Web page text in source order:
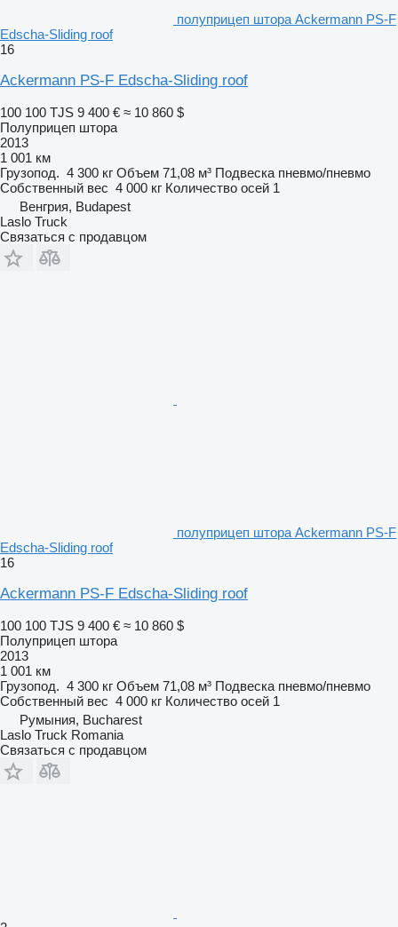
полуприцеп штора Ackermann PS-F
Edscha-Sliding roof
16
Ackermann PS-F Edscha-Sliding roof
100 100 TJS 9 400 € ≈ 10 860 $
Полуприцеп штора
2013
1 001 км
Грузопод. 4 300 кг Объем 71,08 м³ Подвеска пневмо/пневмо
Собственный вес 4 000 кг Количество осей 1
Венгрия, Budapest
Laslo Truck
Связаться с продавцом
полуприцеп штора Ackermann PS-F
Edscha-Sliding roof
16
Ackermann PS-F Edscha-Sliding roof
100 100 TJS 9 400 € ≈ 10 860 $
Полуприцеп штора
2013
1 001 км
Грузопод. 4 300 кг Объем 71,08 м³ Подвеска пневмо/пневмо
Собственный вес 4 000 кг Количество осей 1
Румыния, Bucharest
Laslo Truck Romania
Связаться с продавцом